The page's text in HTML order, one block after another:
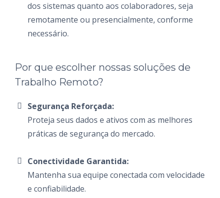
dos sistemas quanto aos colaboradores, seja
remotamente ou presencialmente, conforme
necessário.
Por que escolher nossas soluções de
Trabalho Remoto?
Segurança Reforçada:
Proteja seus dados e ativos com as melhores
práticas de segurança do mercado.
Conectividade Garantida:
Mantenha sua equipe conectada com velocidade
e confiabilidade.